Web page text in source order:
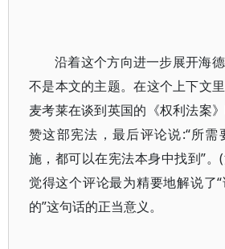
沿着这个方向进一步展开海
不是本文的主题。在这个上下文
麦考莱在谈到英国的《权利法案
赞这部宪法，最后评论说:“所需
施，都可以在宪法本身中找到”
觉得这个评论最为精要地解说了
的”这句话的正当意义。